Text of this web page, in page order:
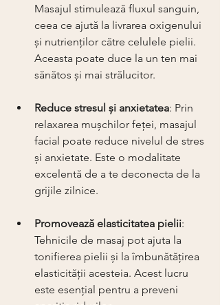
Masajul stimulează fluxul sanguin,
ceea ce ajută la livrarea oxigenului
și nutrienților către celulele pielii.
Aceasta poate duce la un ten mai
sănătos și mai strălucitor.
Reduce stresul și anxietatea: Prin
relaxarea mușchilor feței, masajul
facial poate reduce nivelul de stres
și anxietate. Este o modalitate
excelentă de a te deconecta de la
grijile zilnice.
Promovează elasticitatea pielii:
Tehnicile de masaj pot ajuta la
tonifierea pielii și la îmbunătățirea
elasticității acesteia. Acest lucru
este esențial pentru a preveni